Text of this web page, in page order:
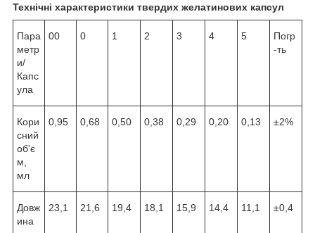
Технічні характеристики твердих желатинових капсул
Пара
метр
и/
Капс
ула
00 0 1 2 3 4 5
Погр
-ть
Кори
сний
об'є
м,
мл
0,95 0,68 0,50 0,38 0,29 0,20 0,13 ±2%
Довж
ина
23,1 21,6 19,4 18,1 15,9 14,4 11,1 ±0,4